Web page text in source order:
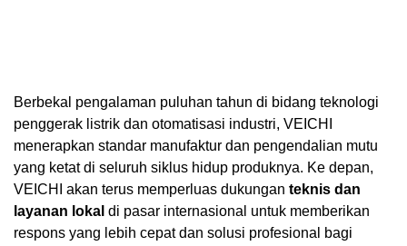
Berbekal pengalaman puluhan tahun di bidang teknologi
penggerak listrik dan otomatisasi industri, VEICHI
menerapkan standar manufaktur dan pengendalian mutu
yang ketat di seluruh siklus hidup produknya. Ke depan,
VEICHI akan terus memperluas dukungan teknis dan
layanan lokal di pasar internasional untuk memberikan
respons yang lebih cepat dan solusi profesional bagi